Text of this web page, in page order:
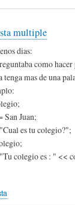
multiple
dias:
como hacer
tenga mas de una
San Juan;
es tu colegio?";
colegio es : " <<